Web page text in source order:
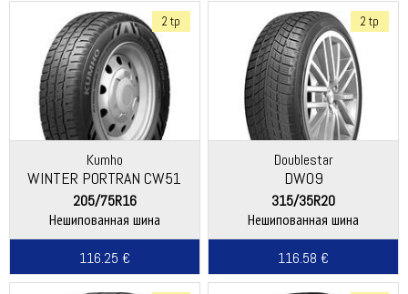
2 tp
Kumho
WINTER PORTRAN CW51
205/75R16
Нешипованная шина
116.25 €
2 tp
Doublestar
DW09
315/35R20
Нешипованная шина
116.58 €